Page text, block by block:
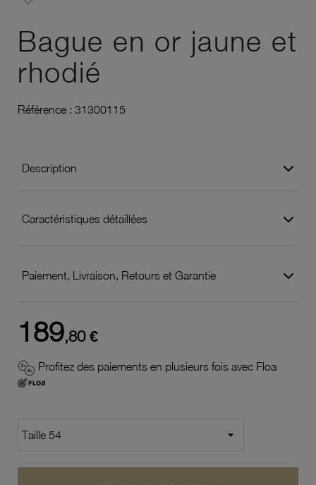
Bague en or jaune et
rhodié
Référence : 31300115
Description
Caractéristiques détaillées
Paiement, Livraison, Retours et Garantie
189,80 €
Profitez des paiements en plusieurs fois avec Floa